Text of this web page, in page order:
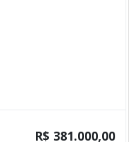
R$ 381.000,00